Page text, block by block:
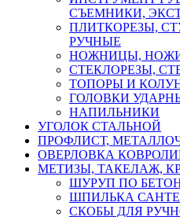
СЪЕМНИКИ,
ПЛИТКОРЕЗЫ,
РУЧНЫЕ
НОЖНИЦЫ,
СТЕКЛОРЕЗЫ,
ТОПОРЫ И
ГОЛОВКИ
НАПИЛЬНИКИ
УГОЛОК СТАЛЬНОЙ
ПРОФЛИСТ,
ОВЕРЛОВКА
МЕТИЗЫ, ТАКЕЛАЖ,
ШУРУП ПО
ШПИЛЬКА
СКОБЫ ДЛЯ